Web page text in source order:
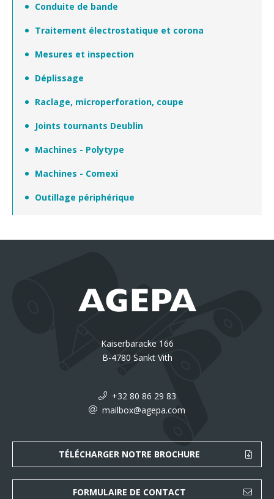
Conduite de bande
Traitement électrostatique et corona
Mesures et inspection
Déplissage
Raclage, microperforation, coupe
Joints tournants Deublin
Outillage périphérique
Machines - Polytype
Machines - Comexi
Kaiserbaracke 166
B-4780 Sankt Vith
+32 80 86 29 83
mailbox@agepa.com
TÉLÉCHARGER NOTRE BROCHURE
FORMULAIRE DE CONTACT